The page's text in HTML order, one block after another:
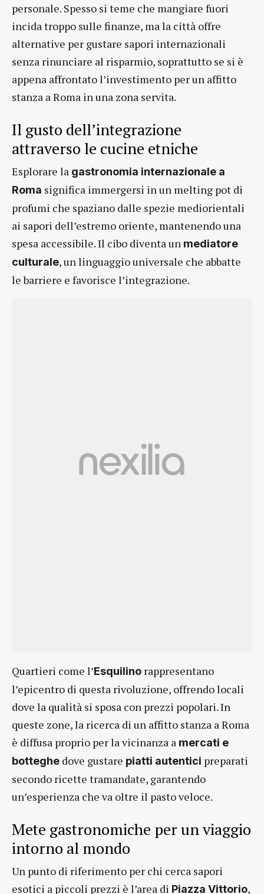
personale. Spesso si teme che mangiare fuori
incida troppo sulle finanze, ma la città offre
alternative per gustare sapori internazionali
senza rinunciare al risparmio, soprattutto se si è
appena affrontato l’investimento per un affitto
stanza a Roma in una zona servita.
Il gusto dell’integrazione
attraverso le cucine etniche
Esplorare la gastronomia internazionale a
Roma significa immergersi in un melting pot di
profumi che spaziano dalle spezie mediorientali
ai sapori dell’estremo oriente, mantenendo una
spesa accessibile. Il cibo diventa un mediatore
culturale, un linguaggio universale che abbatte
le barriere e favorisce l’integrazione.
Quartieri come l’Esquilino rappresentano
l’epicentro di questa rivoluzione, offrendo locali
dove la qualità si sposa con prezzi popolari. In
queste zone, la ricerca di un affitto stanza a Roma
è diffusa proprio per la vicinanza a mercati e
botteghe dove gustare piatti autentici preparati
secondo ricette tramandate, garantendo
un’esperienza che va oltre il pasto veloce.
Mete gastronomiche per un viaggio
intorno al mondo
Un punto di riferimento per chi cerca sapori
esotici a piccoli prezzi è l’area di Piazza Vittorio,